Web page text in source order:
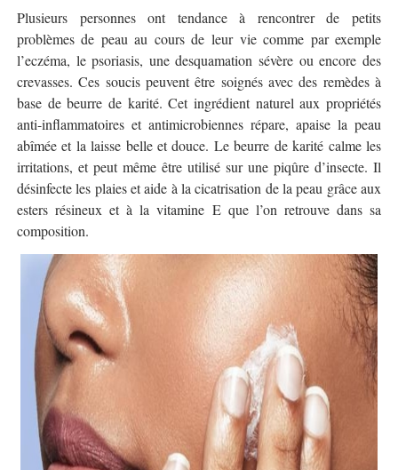
Plusieurs personnes ont tendance à rencontrer de petits
problèmes de peau au cours de leur vie comme par exemple
l’eczéma, le psoriasis, une desquamation sévère ou encore des
crevasses. Ces soucis peuvent être soignés avec des remèdes à
base de beurre de karité. Cet ingrédient naturel aux propriétés
anti-inflammatoires et antimicrobiennes répare, apaise la peau
abîmée et la laisse belle et douce. Le beurre de karité calme les
irritations, et peut même être utilisé sur une piqûre d’insecte. Il
désinfecte les plaies et aide à la cicatrisation de la peau grâce aux
esters résineux et à la vitamine E que l’on retrouve dans sa
composition.